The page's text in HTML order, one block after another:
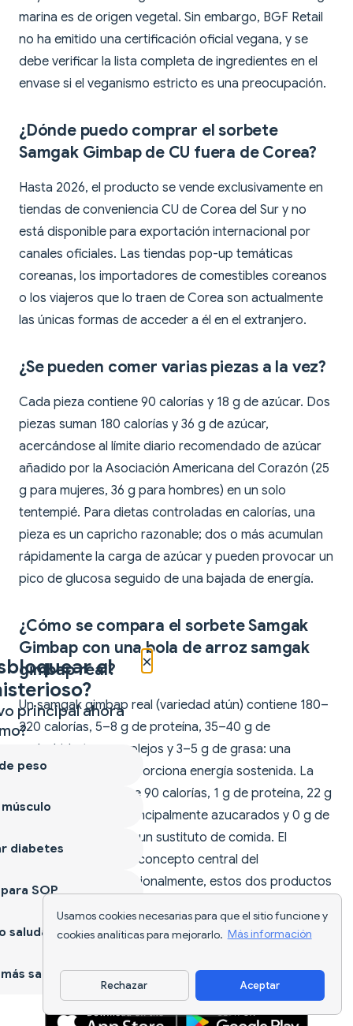
Usamos cookies necesarias para que el sitio funcione y
cookies analíticas para mejorarlo. Más información
Rechazar Aceptar
marina es de origen vegetal. Sin embargo, BGF Retail
no ha emitido una certificación oficial vegana, y se
debe verificar la lista completa de ingredientes en el
envase si el veganismo estricto es una preocupación.
¿Dónde puedo comprar el sorbete
Samgak Gimbap de CU fuera de Corea?
Hasta 2026, el producto se vende exclusivamente en
tiendas de conveniencia CU de Corea del Sur y no
está disponible para exportación internacional por
canales oficiales. Las tiendas pop-up temáticas
coreanas, los importadores de comestibles coreanos
o los viajeros que lo traen de Corea son actualmente
las únicas formas de acceder a él en el extranjero.
¿Se pueden comer varias piezas a la vez?
Cada pieza contiene 90 calorías y 18 g de azúcar. Dos
piezas suman 180 calorías y 36 g de azúcar,
acercándose al límite diario recomendado de azúcar
añadido por la Asociación Americana del Corazón (25
g para mujeres, 36 g para hombres) en un solo
tentempié. Para dietas controladas en calorías, una
pieza es un capricho razonable; dos o más acumulan
rápidamente la carga de azúcar y pueden provocar un
pico de glucosa seguido de una bajada de energía.
¿Cómo se compara el sorbete Samgak
Gimbap con una bola de arroz samgak
gimbap real?
Un samgak gimbap real (variedad atún) contiene 180–
220 calorías, 5–8 g de proteína, 35–40 g de
carbohidratos complejos y 3–5 g de grasa: una
comida real que proporciona energía sostenida. La
versión sorbete tiene 90 calorías, 1 g de proteína, 22 g
de carbohidratos principalmente azucarados y 0 g de
grasa: un postre, no un sustituto de comida. El
parecido visual es el concepto central del
'hiperrealismo'; nutricionalmente, estos dos productos
Descargar app
×
el
principal ahora
peso
diabetes
SOP
saludable
sano